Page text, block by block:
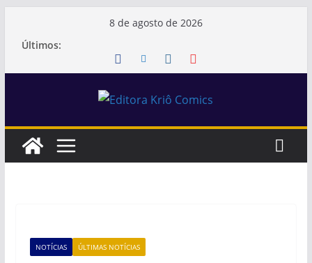
conteúdo
8 de agosto de 2026
Últimos:
NOTÍCIAS ÚLTIMAS NOTÍCIAS